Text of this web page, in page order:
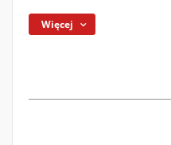
Więcej